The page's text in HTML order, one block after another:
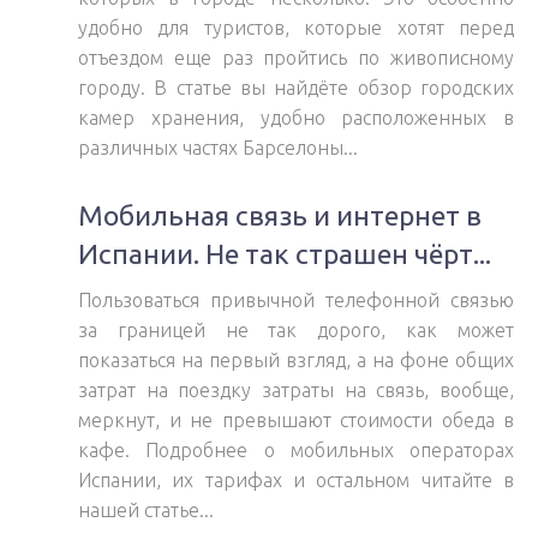
удобно для туристов, которые хотят перед
отъездом еще раз пройтись по живописному
городу. В статье вы найдёте обзор городских
камер хранения, удобно расположенных в
различных частях Барселоны...
Мобильная связь и интернет в
Испании. Не так страшен чёрт...
Пользоваться привычной телефонной связью
за границей не так дорого, как может
показаться на первый взгляд, а на фоне общих
затрат на поездку затраты на связь, вообще,
меркнут, и не превышают стоимости обеда в
кафе. Подробнее о мобильных операторах
Испании, их тарифах и остальном читайте в
нашей статье...